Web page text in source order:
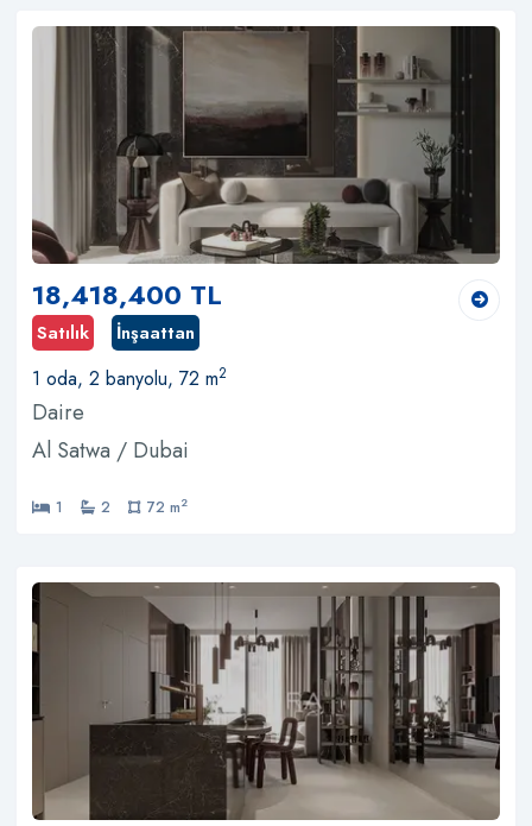
18,418,400 TL
Satılık İnşaattan
1 oda, 2 banyolu, 72 m2
Daire
Al Satwa / Dubai
1 2 72 m2